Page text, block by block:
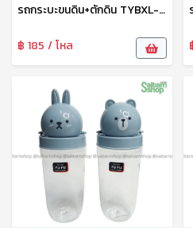
รถกระบะขนดิน+ตักดิน TYBXL-31006ABC
฿ 185 / โหล